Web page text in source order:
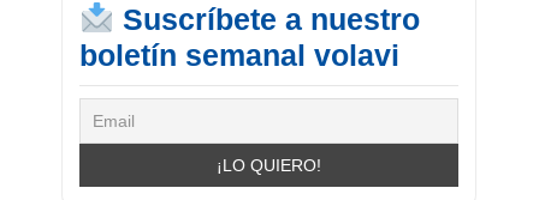
Suscríbete a nuestro
boletín semanal volavi